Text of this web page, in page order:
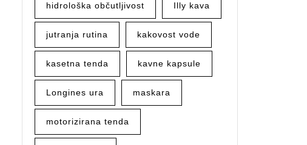
hidrološka občutljivost Illy kava
jutranja rutina kakovost vode
kasetna tenda kavne kapsule
Longines ura maskara
motorizirana tenda